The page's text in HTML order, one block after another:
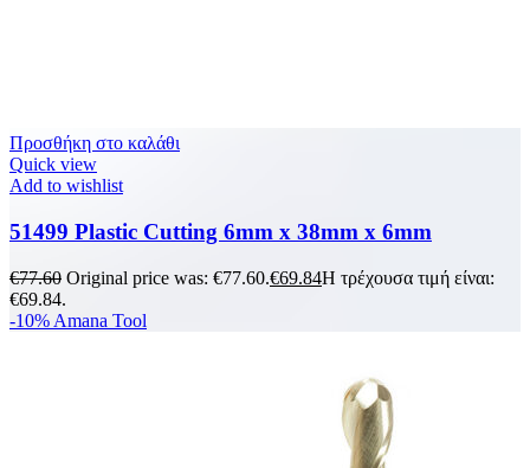
Προσθήκη στο καλάθι
Quick view
Add to wishlist
51499 Plastic Cutting 6mm x 38mm x 6mm
€77.60 Original price was: €77.60.€69.84Η τρέχουσα τιμή είναι:
€69.84.
-10% Amana Tool